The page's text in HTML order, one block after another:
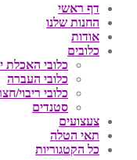
דף ראשי
החנות שלנו
אודות
כלובים
כלובי האכלת
כלובי העברה
כלובי ריבוי/
סטנדים
צעצועים
תאי הטלה
כל הקטגוריות